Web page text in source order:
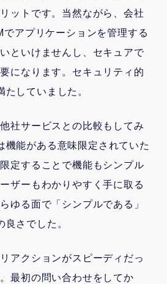
ットです。当然ながら、会社
でアプリケーションを管理する
といけませんし、セキュアで
になります。セキュリティ的
していました。
社サービスとの比較もしてみ
機能がある意味限定されていた
定することで機能もシンプル
ザーもわかりやすく手に取る
ゆる面で「シンプルである」
さでした。
アクションがスピーディだっ
最初の問い合わせをしてか